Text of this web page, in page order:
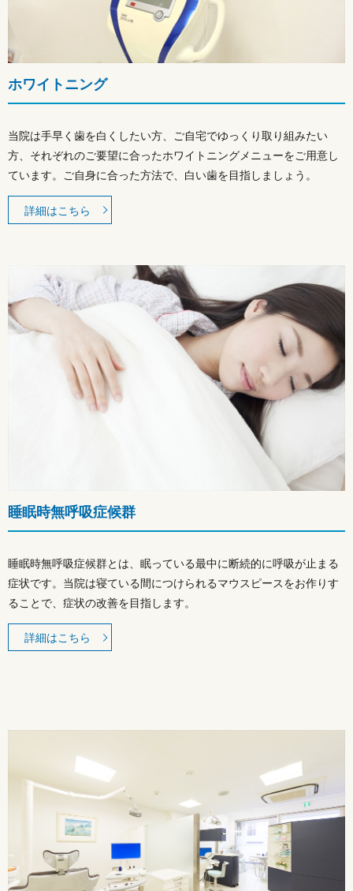
ホワイトニング
当院は手早く歯を白くしたい方、ご自宅でゆっくり取り組みたい
方、それぞれのご要望に合ったホワイトニングメニューをご用意し
ています。ご自身に合った方法で、白い歯を目指しましょう。
詳細はこちら
睡眠時無呼吸症候群
睡眠時無呼吸症候群とは、眠っている最中に断続的に呼吸が止まる
症状です。当院は寝ている間につけられるマウスピースをお作りす
ることで、症状の改善を目指します。
詳細はこちら